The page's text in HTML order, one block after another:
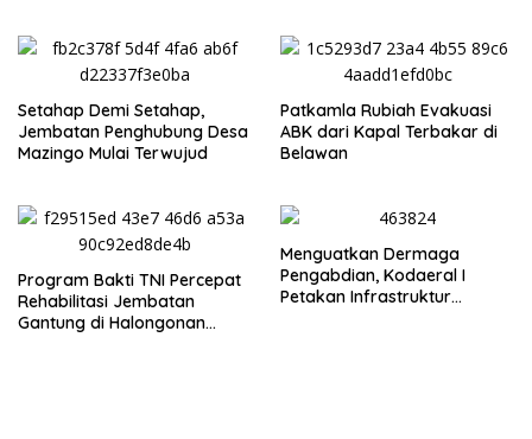
Setahap Demi Setahap,
Jembatan Penghubung Desa
Mazingo Mulai Terwujud
Patkamla Rubiah Evakuasi
ABK dari Kapal Terbakar di
Belawan
Program Bakti TNI Percepat
Rehabilitasi Jembatan
Gantung di Halongonan
Menguatkan Dermaga
Pengabdian, Kodaeral I
Petakan Infrastruktur